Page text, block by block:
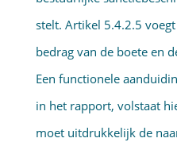
stelt. Artikel 5.4.2.5
bedrag van de boete en
Een functionele
in het rapport, volstaat
moet uitdrukkelijk de